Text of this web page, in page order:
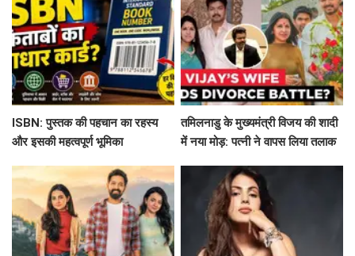
ISBN: पुस्तक की पहचान का रहस्य
और इसकी महत्वपूर्ण भूमिका
तमिलनाडु के मुख्यमंत्री विजय की शादी
में नया मोड़: पत्नी ने वापस लिया तलाक